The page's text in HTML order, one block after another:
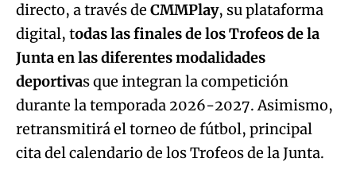
directo, a través de CMMPlay, su plataforma
digital, todas las finales de los Trofeos de la
Junta en las diferentes modalidades
deportivas que integran la competición
durante la temporada 2026-2027. Asimismo,
retransmitirá el torneo de fútbol, principal
cita del calendario de los Trofeos de la Junta.